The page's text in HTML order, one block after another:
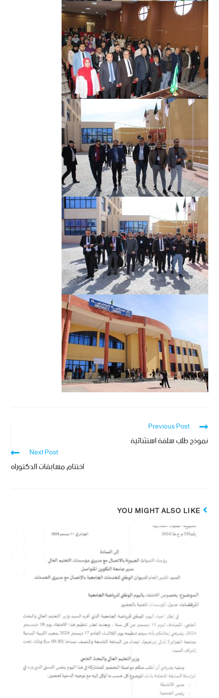
Previous Post
نموذج طلب سلفة استثنائية
Next Post
اختتام مسابقات الدكتوراه
YOU MIGHT ALSO LIKE